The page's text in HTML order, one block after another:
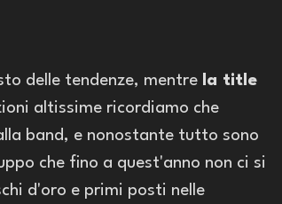
delle tendenze, mentre la title
altissime ricordiamo che
band, e nonostante tutto sono
che fino a quest'anno non ci si
d'oro e primi posti nelle